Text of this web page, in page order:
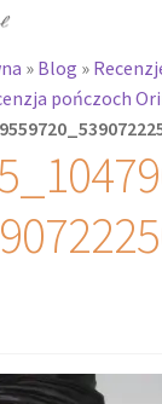
» Blog »
pończoch